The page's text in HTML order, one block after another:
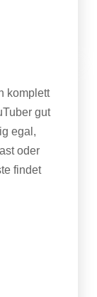
komplett
gut
egal,
oder
findet